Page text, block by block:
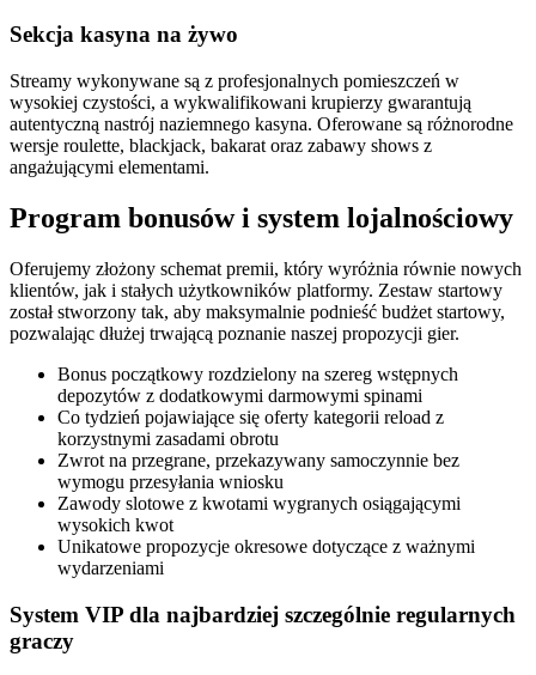
Sekcja kasyna na żywo
Streamy wykonywane są z profesjonalnych pomieszczeń w
wysokiej czystości, a wykwalifikowani krupierzy gwarantują
autentyczną nastrój naziemnego kasyna. Oferowane są różnorodne
wersje roulette, blackjack, bakarat oraz zabawy shows z
angażującymi elementami.
Program bonusów i system lojalnościowy
Oferujemy złożony schemat premii, który wyróżnia równie nowych
klientów, jak i stałych użytkowników platformy. Zestaw startowy
został stworzony tak, aby maksymalnie podnieść budżet startowy,
pozwalając dłużej trwającą poznanie naszej propozycji gier.
Bonus początkowy rozdzielony na szereg wstępnych
depozytów z dodatkowymi darmowymi spinami
Co tydzień pojawiające się oferty kategorii reload z
korzystnymi zasadami obrotu
Zwrot na przegrane, przekazywany samoczynnie bez
wymogu przesyłania wniosku
Zawody slotowe z kwotami wygranych osiągającymi
wysokich kwot
Unikatowe propozycje okresowe dotyczące z ważnymi
wydarzeniami
System VIP dla najbardziej szczególnie regularnych
graczy